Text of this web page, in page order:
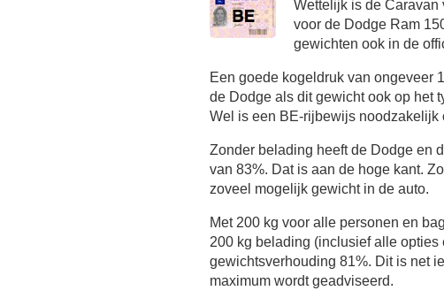
Wettelijk is de Caravan
voor de Dodge Ram
gewichten ook in de
Een goede kogeldruk van ongeveer
de Dodge als dit gewicht ook op het
Wel is een BE-rijbewijs noodzakelijk
Zonder belading heeft de Dodge en
van 83%. Dat is aan de hoge kant.
zoveel mogelijk gewicht in de auto.
Met 200 kg voor alle personen en
200 kg belading (inclusief alle opties
gewichtsverhouding 81%. Dit is net
maximum wordt geadviseerd.